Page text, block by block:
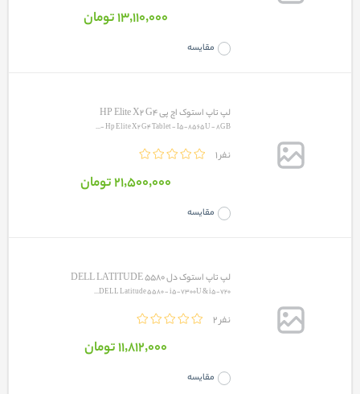
مقایسه
13٬110٬000 تومان
لپ تاپ استوک اچ پی HP Elite X2 G4
Hp Elite X2 G4 Tablet - I5-8565U - 8GB -...
1 نفر
مقایسه
21٬500٬000 تومان
لپ تاپ استوک دل DELL LATITUDE 5580
DELL Latitude 5580 - i5-7300U & i5-720...
2 نفر
مقایسه
11٬812٬000 تومان